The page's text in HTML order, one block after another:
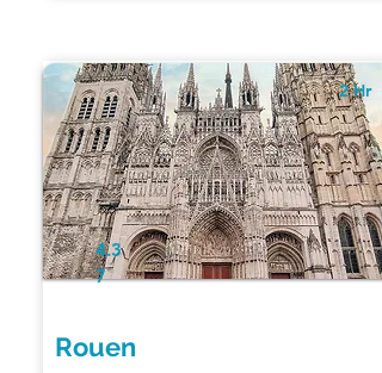
4.3
7
Rouen
2 Hr